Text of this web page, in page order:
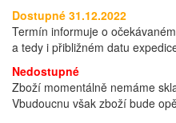
Dostupné 31.12.2022
Termín informuje o
a tedy i přibližném datu
Nedostupné
Zboží momentálně nemáme
Vbudoucnu však zboží bude